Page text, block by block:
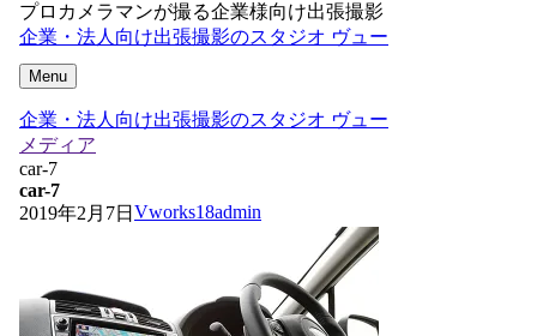
プロカメラマンが撮る企業様向け出張撮影
企業・法人向け出張撮影のスタジオ ヴュー
Menu
企業・法人向け出張撮影のスタジオ ヴュー
メディア
car-7
car-7
2019年2月7日 Vworks18admin